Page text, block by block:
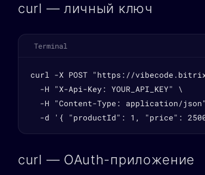
curl — личный ключ
Terminal
curl -X POST "https://
  -H "X-Api-Key: YOUR_API_KEY" \
-H "Content-Type: application/
-d '{ "productId": 1, "price":
curl — OAuth-приложение